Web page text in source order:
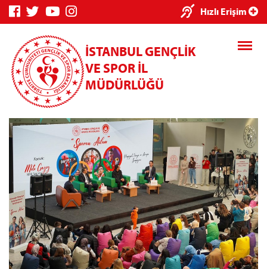
Hızlı Erişim
İSTANBUL GENÇLİK
VE SPOR İL
MÜDÜRLÜĞÜ
×
Spor Bilgi
Sistemi
Kredi/Yurt
İşlemleri
Kredi/Yurt E-
Ödeme